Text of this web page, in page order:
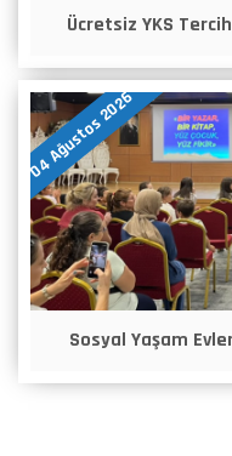
Ücretsiz YKS
04 Ağustos 2026
Sosyal Yaşam